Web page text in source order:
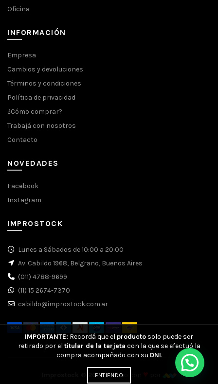
Oficina
INFORMACIÓN
Empresa
Cambios y devoluciones
Términos y condiciones
Política de privacidad
¿Cómo comprar?
Trabajá con nosotros
Contacto
NOVEDADES
Facebook
Instagram
IMPROSTOCK
Lunes a Sábados de 10:00 a 20:00
Av. Cabildo 1968, Belgrano, Buenos Aires
(011) 4788-9699
(11) 15 2674-7370
cabildo@improstock.com.ar
Improstock © 2026.Hecho con ♥
IMPORTANTE: Recordá que el producto solo puede ser
retirado por el titular de la tarjeta con la que se efectuó la
compra acompañado con su DNI.
ENTIENDO